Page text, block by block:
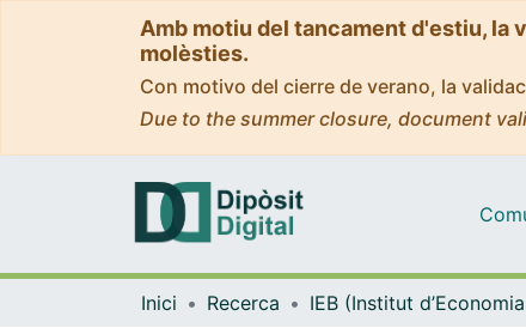
Amb motiu del tancament d'estiu, la
molèsties.
Con motivo del cierre de verano, la
Due to the summer closure, document
Inici Recerca